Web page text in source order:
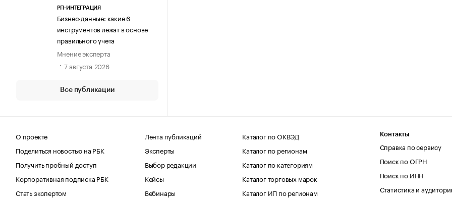
РП-ИНТЕГРАЦИЯ
Бизнес-данные: какие 6
инструментов лежат в основе
правильного учета
Мнение эксперта
7 августа 2026
Все публикации
О проекте
Поделиться новостью на РБК
Получить пробный доступ
Корпоративная подписка РБК
Стать экспертом
Лента публикаций
Эксперты
Выбор редакции
Кейсы
Вебинары
Каталог по ОКВЭД
Каталог по регионам
Каталог по категориям
Каталог торговых марок
Каталог ИП по регионам
Контакты
Справка по сервису
Поиск по ОГРН
Поиск по ИНН
Статистика и